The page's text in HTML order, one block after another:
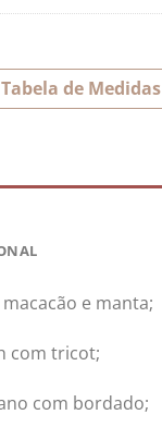
Tabela de Medidas
e manta;
com tricot;
com bordado;